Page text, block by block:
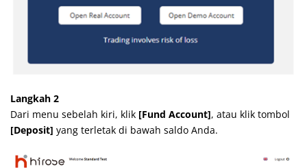
Langkah 2
Dari menu sebelah kiri, klik [Fund Account], atau klik tombol
[Deposit] yang terletak di bawah saldo Anda.